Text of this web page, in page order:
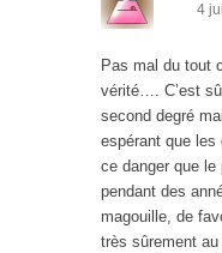
4
Pas mal du tout
vérité…. C’est
second degré
espérant que les
ce danger que le
pendant des
magouille, de
très sûrement